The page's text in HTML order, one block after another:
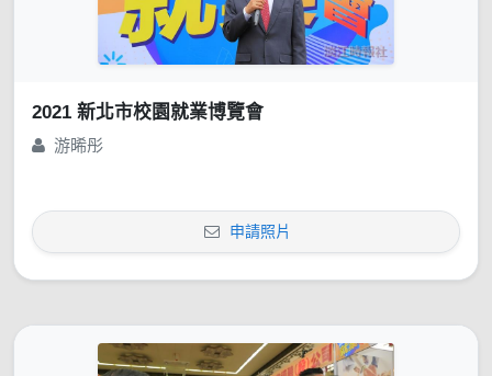
2021 新北市校園就業博覽會
游晞彤
申請照片